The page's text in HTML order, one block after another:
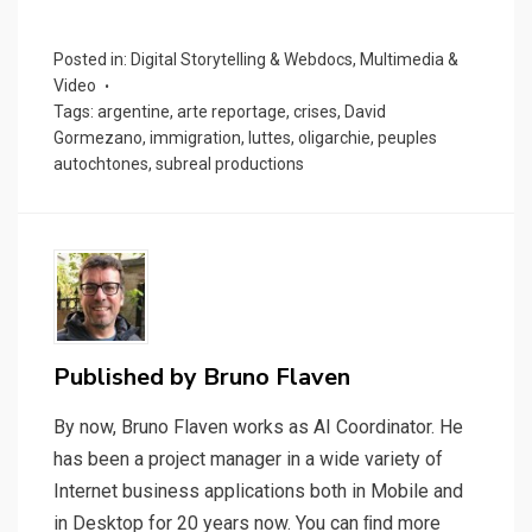
Posted in: Digital Storytelling & Webdocs, Multimedia &
Video
Tags: argentine, arte reportage, crises, David
Gormezano, immigration, luttes, oligarchie, peuples
autochtones, subreal productions
Published by Bruno Flaven
By now, Bruno Flaven works as AI Coordinator. He
has been a project manager in a wide variety of
Internet business applications both in Mobile and
in Desktop for 20 years now. You can ﬁnd more